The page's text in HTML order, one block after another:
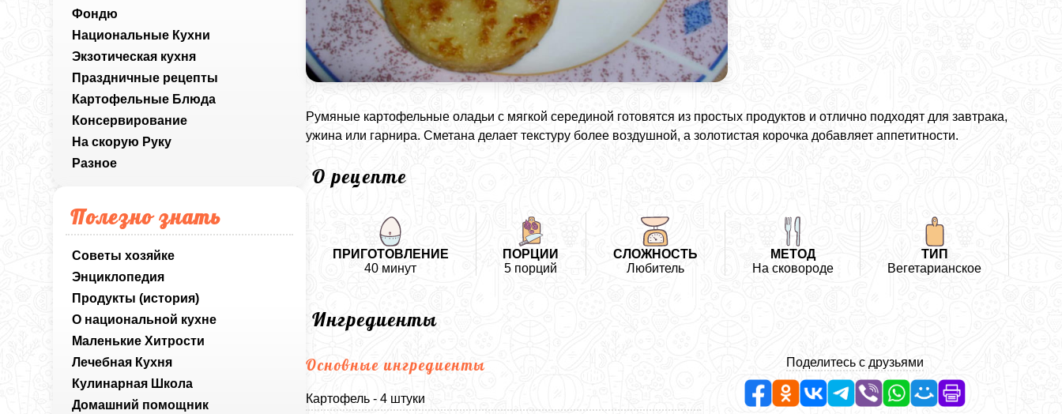
Фондю
Национальные Кухни
Экзотическая кухня
Праздничные рецепты
Картофельные Блюда
Консервирование
На скорую Руку
Разное
Полезно знать
Советы хозяйке
Энциклопедия
Продукты (история)
О национальной кухне
Маленькие Хитрости
Лечебная Кухня
Кулинарная Школа
Домашний помощник
Румяные картофельные оладьи с мягкой серединой готовятся из простых продуктов и отлично подходят для завтрака,
ужина или гарнира. Сметана делает текстуру более воздушной, а золотистая корочка добавляет аппетитности.
О рецепте
ПРИГОТОВЛЕНИЕ
40 минут
ПОРЦИИ
5 порций
СЛОЖНОСТЬ
Любитель
МЕТОД
На сковороде
ТИП
Вегетарианское
Ингредиенты
Основные ингредиенты
Картофель - 4 штуки
Поделитесь с друзьями